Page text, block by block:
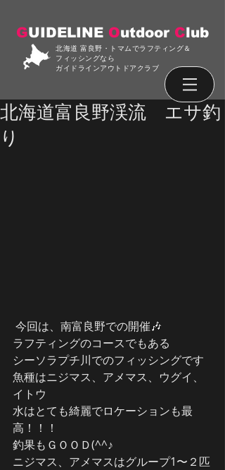
GUIDELINE Outdoor Club
北海道 富良野・トマムでラフティング＆
フィッシングなら
ガイドラインアウトドアクラブ
北海道富良野渓流 エサ釣
り
今回は、南富良野での開催🎶
ラフティングのコースでもある
シーソラプチ川でのフィッシングです
魚種はニジマス、アメマス、ウグイ、
イトウ
水はとても綺麗でロケーションも最
高！！！
釣果もＧＯＯＤ(^^♪
ニジマス、アメマスはグループ1〜２匹